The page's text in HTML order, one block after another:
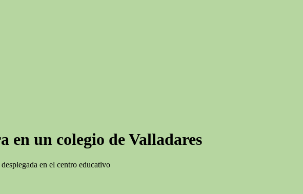
en un colegio de Valladares
en el centro educativo